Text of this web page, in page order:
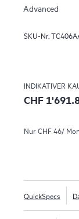
Advanced
SKU-Nr.
INDIKATIVER
CHF
Nur CHF 46/
QuickSpecs